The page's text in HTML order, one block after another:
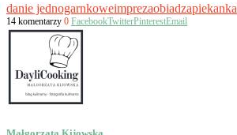
danie jednogarnkoweimprezaobiadzapiekanka
14 komentarzy 0 FacebookTwitterPinterestEmail